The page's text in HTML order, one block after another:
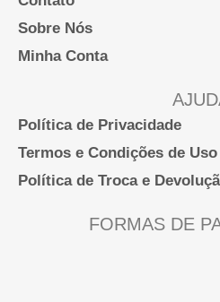
Sobre Nós
Minha Conta
Política de Privacidade
Termos e Condições de Uso
Política de Troca e
FORMAS DE